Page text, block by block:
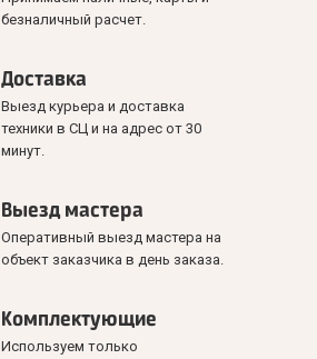
безналичный расчет.
Доставка
Выезд курьера и доставка
техники в СЦ и на адрес от 30
минут.
Выезд мастера
Оперативный выезд мастера на
объект заказчика в день заказа.
Комплектующие
Используем только